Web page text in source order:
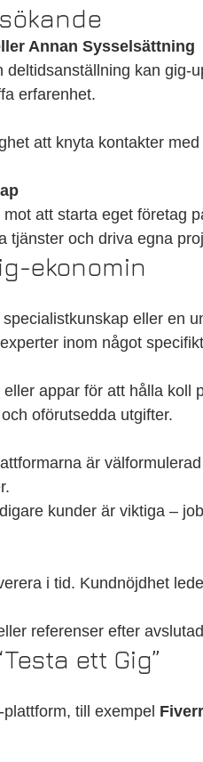
Annan Sysselsättning
deltidsanställning kan gig-
erfarenhet.
att knyta kontakter
att starta eget företag
tjänster och driva egna
ekonomin
eller en
inom något
appar för att hålla koll
oförutsedda utgifter.
är
kunder är viktiga –
i tid. Kundnöjdhet
referenser efter
ett Gig”
till exempel Fiverr